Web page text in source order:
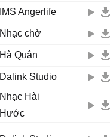
IMS Angerlife
Nhạc chờ
Hà Quân
Dalink Studio
Nhạc Hài
Hước